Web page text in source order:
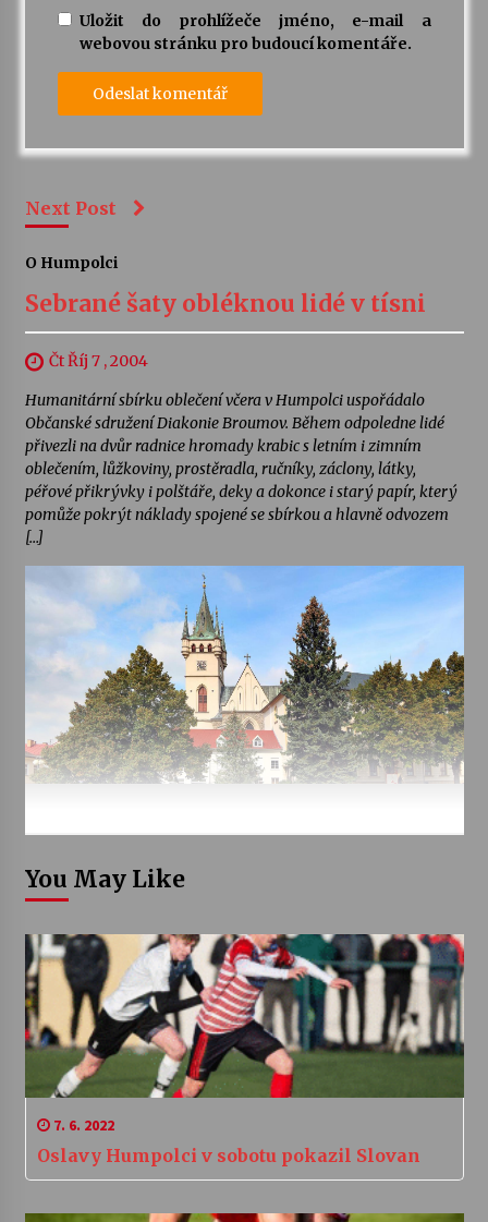
Uložit do prohlížeče jméno, e-mail a
webovou stránku pro budoucí komentáře.
Next Post
O Humpolci
Sebrané šaty obléknou lidé v tísni
Čt Říj 7 , 2004
Humanitární sbírku oblečení včera v Humpolci uspořádalo
Občanské sdružení Diakonie Broumov. Během odpoledne lidé
přivezli na dvůr radnice hromady krabic s letním i zimním
oblečením, lůžkoviny, prostěradla, ručníky, záclony, látky,
péřové přikrývky i polštáře, deky a dokonce i starý papír, který
pomůže pokrýt náklady spojené se sbírkou a hlavně odvozem
[…]
You May Like
7. 6. 2022
Oslavy Humpolci v sobotu pokazil Slovan